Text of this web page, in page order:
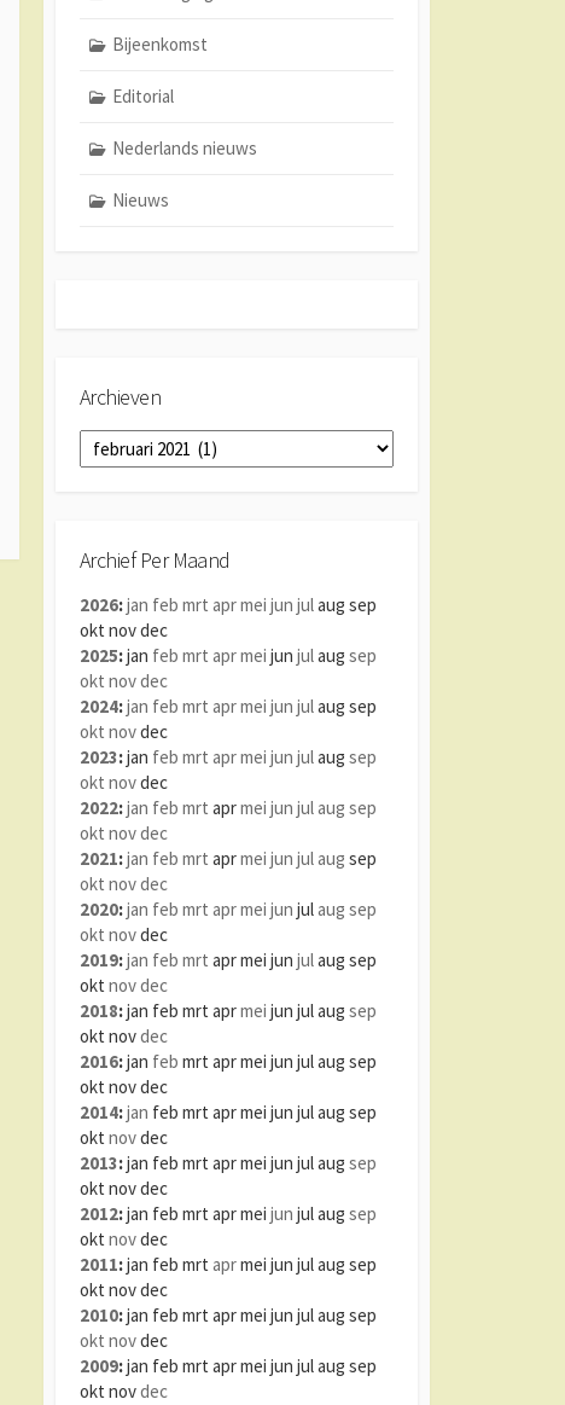
Bijeenkomst
Editorial
Nederlands nieuws
Nieuws
Archieven
Archieven
Archief Per Maand
2026:jan feb mrt aprmei jun julaug sep
okt novdec
2025:jan feb mrt aprmei jun julaug sep
okt novdec
2024:jan feb mrt aprmei jun julaug sep
okt novdec
2023:jan feb mrt aprmei jun julaug sep
okt novdec
2022:jan feb mrt aprmei jun jul aug sep
okt novdec
2021:jan feb mrt aprmei jun jul aug sep
okt novdec
2020:jan feb mrt aprmei jun jul aug sep
okt novdec
2019:jan feb mrt aprmei jun julaug sep
okt novdec
2018:jan feb mrt aprmei jun julaug sep
okt novdec
2016:jan feb mrt aprmei jun julaug sep
okt novdec
2014:jan feb mrt aprmei jun julaug sep
okt novdec
2013:jan feb mrt aprmei jun julaug sep
okt novdec
2012:jan feb mrt aprmei jun julaug sep
okt novdec
2011:jan feb mrt aprmei jun julaug sep
okt novdec
2010:jan feb mrt aprmei jun julaug sep
okt novdec
2009:jan feb mrt aprmei jun julaug sep
okt novdec